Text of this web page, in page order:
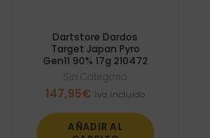
Dartstore Dardos
Target Japan Pyro
Gen11 90% 17g 210472
Sin Categoria
147,95€ Iva incluido
AÑADIR AL